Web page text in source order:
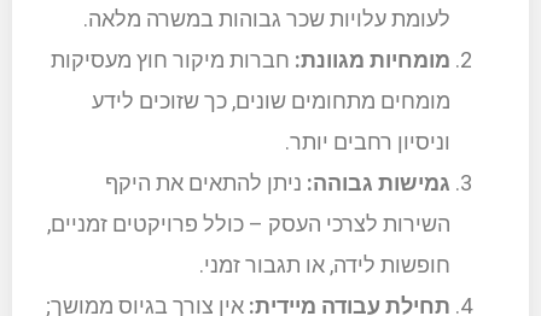
לעומת עלויות שכר גבוהות במשרה מלאה.
מומחיות מגוונת: חברות מיקור חוץ מעסיקות
מומחים מתחומים שונים, כך שזוכים לידע
וניסיון רחבים יותר.
גמישות גבוהה: ניתן להתאים את היקף
השירות לצרכי העסק – כולל פרויקטים זמניים,
חופשות לידה, או תגבור זמני.
תחילת עבודה מיידית: אין צורך בגיוס ממושך;